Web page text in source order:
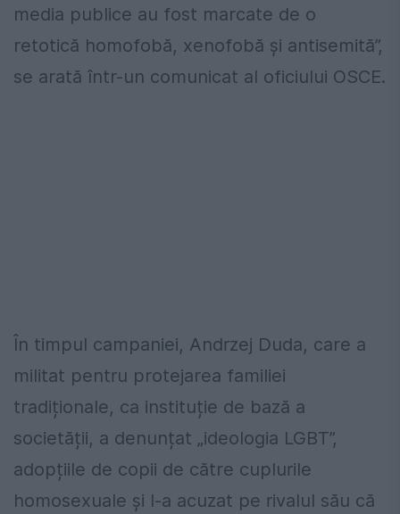
media publice au fost marcate de o
retotică homofobă, xenofobă și antisemită”,
se arată într-un comunicat al oficiului OSCE.
În timpul campaniei, Andrzej Duda, care a
militat pentru protejarea familiei
tradiționale, ca instituție de bază a
societății, a denunțat „ideologia LGBT”,
adopțiile de copii de către cuplurile
homosexuale și l-a acuzat pe rivalul său că